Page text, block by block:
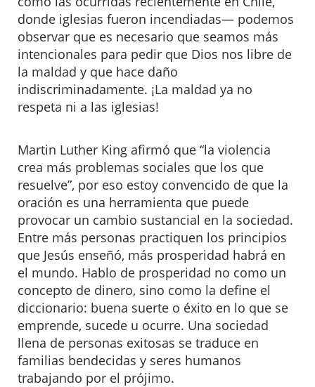
donde iglesias fueron incendiadas— podemos
observar que es necesario que seamos más
intencionales para pedir que Dios nos libre de
la maldad y que hace daño
indiscriminadamente. ¡La maldad ya no
respeta ni a las iglesias!
Martin Luther King afirmó que “la violencia
crea más problemas sociales que los que
resuelve”, por eso estoy convencido de que la
oración es una herramienta que puede
provocar un cambio sustancial en la sociedad.
Entre más personas practiquen los principios
que Jesús enseñó, más prosperidad habrá en
el mundo. Hablo de prosperidad no como un
concepto de dinero, sino como la define el
diccionario: buena suerte o éxito en lo que se
emprende, sucede u ocurre. Una sociedad
llena de personas exitosas se traduce en
familias bendecidas y seres humanos
trabajando por el prójimo.